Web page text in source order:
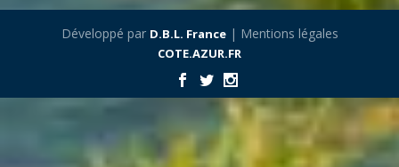
Développé par D.B.L. France| Mentions légales
COTE.AZUR.FR